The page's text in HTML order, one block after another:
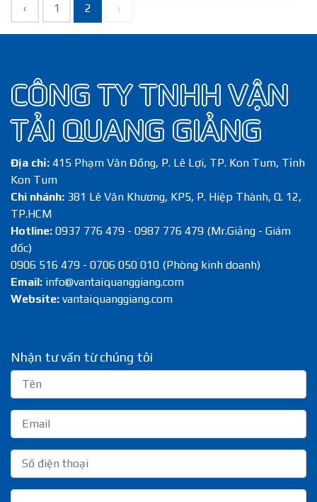
‹ 1 2 ›
CÔNG TY TNHH VẬN
TẢI QUANG GIẢNG
Địa chỉ: 415 Phạm Văn Đồng, P. Lê Lợi, TP. Kon Tum, Tỉnh
Kon Tum
Chi nhánh: 381 Lê Văn Khương, KP5, P. Hiệp Thành, Q. 12,
TP.HCM
Hotline: 0937 776 479 - 0987 776 479 (Mr.Giảng - Giám
đốc)
0906 516 479 - 0706 050 010 (Phòng kinh doanh)
Email: info@vantaiquanggiang.com
Website: vantaiquanggiang.com
Nhận tư vấn từ chúng tôi